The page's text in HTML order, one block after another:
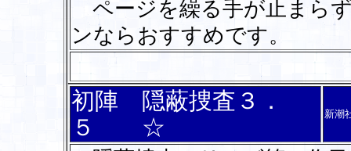
ページを繰る手が止まら
ンならおすすめです。
初陣 隠蔽捜査３．
５ ☆
新潮